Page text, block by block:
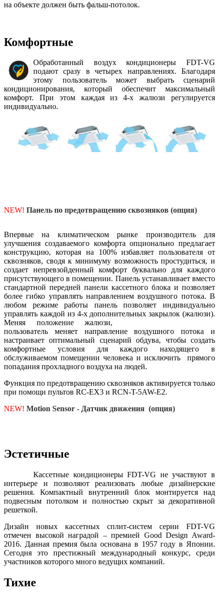
на объекте должен быть фальш-потолок.
Комфортные
Обработанный воздух кондиционеры FDT-VG
подают сразу в четырех направлениях. Благодаря
этому пользователь может выбрать сценарий
кондиционирования, который обеспечит максимальный
комфорт. При этом каждая из 4-х жалюзи регулируется
индивидуально.
NEW! Панель по предотвращению сквозняков (опция)
Впервые на климатическом рынке производитель для
улучшения создаваемого комфорта опционально предлагает
конструкцию, которая на 100% избавляет пользователя от
сквозняков, сводя к минимуму возможность простудиться, и
создает непревзойденный комфорт буквально для каждого
присутствующего в помещении. Панель устанавливает вместо
стандартной передней панели кассетного блока и позволяет
более гибко управлять направлением воздушного потока. В
любом режиме работы панель позволяет индивидуально
управлять каждой из 4-х дополнительных закрылок (жалюзи).
Меняя положение жалюзи,
пользователь меняет направление воздушного потока и
настраивает оптимальный сценарий обдува, чтобы создать
комфортные условия для каждого находящего в
обслуживаемом помещении человека и исключить прямого
попадания прохладного воздуха на людей.
Функция по предотвращению сквозняков активируется только
при помощи пультов RC-EX3 и RCN-T-5AW-E2.
NEW! Motion Sensor - Датчик движения (опция)
Эстетичные
Кассетные кондиционеры FDT-VG не участвуют в
интерьере и позволяют реализовать любые дизайнерские
решения. Компактный внутренний блок монтируется над
подвесным потолком и полностью скрыт за декоративной
решеткой.
Дизайн новых кассетных сплит-систем серии FDT-VG
отмечен высокой наградой – премией Good Design Award-
2016. Данная премия была основана в 1957 году в Японии.
Сегодня это престижный международный конкурс, среди
участников которого много ведущих компаний.
Тихие